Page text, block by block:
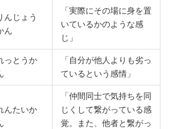
んじょう
ん
「実際にその場に身を置
いているかのような感
じ」
っとうか
「自分が他人よりも劣っ
ているという感情」
んたいか
「仲間同士で気持ちを同
じくして繋がっている感
覚。また、他者と繋がっ